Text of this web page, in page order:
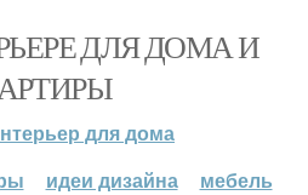
ДЛЯ ДОМА И
для дома
идеи дизайна мебель